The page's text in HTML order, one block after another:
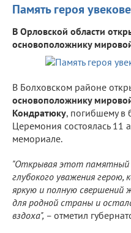
Память героя
В Орловской области
основоположнику
В Болховском районе
основоположнику
Кондратюку, погибшему в
Церемония состоялась 11
мемориале.
"Открывая этот памятный
глубокого уважения
яркую и полную свершений
для родной страны и
вздоха", – отметил